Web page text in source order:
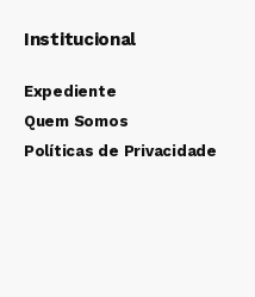
Institucional
Expediente
Quem Somos
Políticas de Privacidade